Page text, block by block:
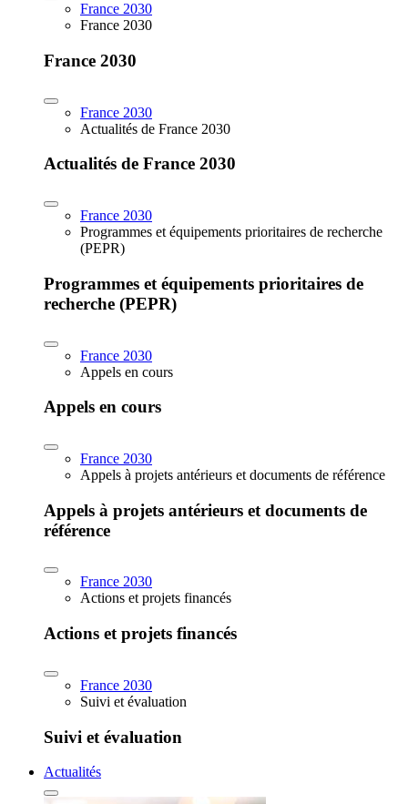
France 2030
France 2030
France 2030
France 2030
Actualités de France 2030
Actualités de France 2030
France 2030
Programmes et équipements prioritaires de recherche
(PEPR)
Programmes et équipements prioritaires de
recherche (PEPR)
France 2030
Appels en cours
Appels en cours
France 2030
Appels à projets antérieurs et documents de référence
Appels à projets antérieurs et documents de
référence
France 2030
Actions et projets financés
Actions et projets financés
France 2030
Suivi et évaluation
Suivi et évaluation
Actualités